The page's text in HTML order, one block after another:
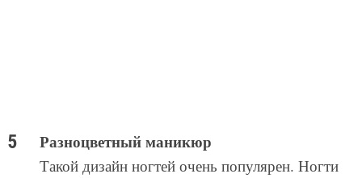
Разноцветный маникюр
Такой дизайн ногтей очень популярен. Ногти